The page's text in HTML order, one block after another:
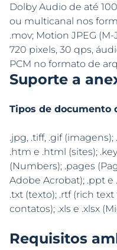
Dolby Audio de até
ou multicanal nos
.mov; Motion JPEG
720 pixels, 30 qps,
PCM no formato de
Suporte a
Tipos de documento
.jpg, .tiff, .gif
.htm e .html (sites);
(Numbers); .pages
Adobe Acrobat); .ppt
.txt (texto); .rtf (rich
contatos); .xls e .xlsx
Requisitos